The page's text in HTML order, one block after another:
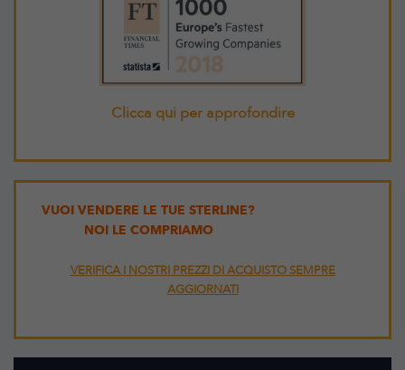
Clicca qui per approfondire
VUOI VENDERE LE TUE STERLINE?
NOI LE COMPRIAMO
VERIFICA I NOSTRI PREZZI DI ACQUISTO SEMPRE
AGGIORNATI